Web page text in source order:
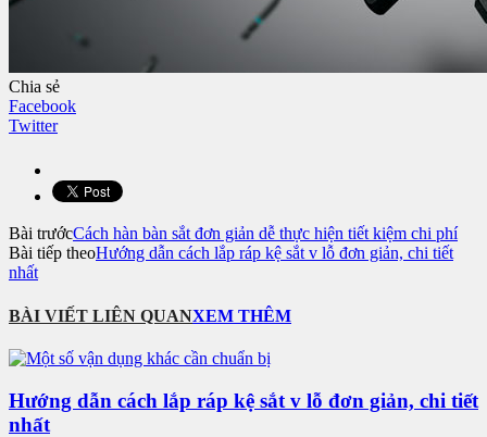
Chia sẻ
Facebook
Twitter
Bài trướcCách hàn bàn sắt đơn giản dễ thực hiện tiết kiệm chi phí
Bài tiếp theoHướng dẫn cách lắp ráp kệ sắt v lỗ đơn giản, chi tiết
nhất
BÀI VIẾT LIÊN QUANXEM THÊM
Hướng dẫn cách lắp ráp kệ sắt v lỗ đơn giản, chi tiết
nhất